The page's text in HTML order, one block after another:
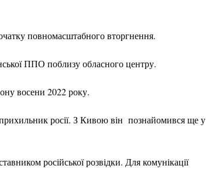
повномасштабного вторгнення.
ППО поблизу обласного центру.
восени 2022 року.
росії. З Кивою він познайомився ще у
російської розвідки. Для комунікації